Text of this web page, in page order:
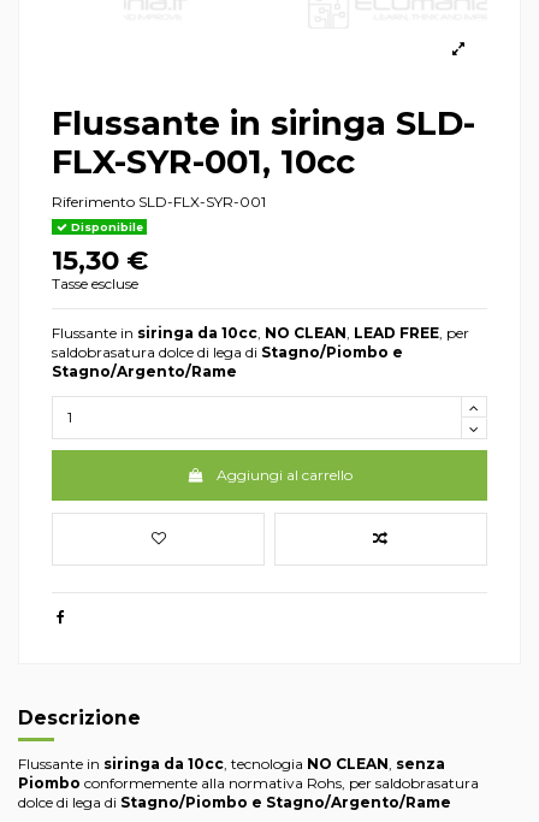
Flussante in siringa SLD-
FLX-SYR-001, 10cc
Riferimento SLD-FLX-SYR-001
Disponibile
15,30 €
Tasse escluse
Flussante in siringa da 10cc NO CLEAN LEAD FREE , per
saldobrasatura dolce di lega di Stagno/Piombo e
Stagno/Argento/Rame
Aggiungi al carrello
Descrizione
Flussante in siringa da 10cc, tecnologia NO CLEAN, senza
Piombo conformemente alla normativa Rohs, per saldobrasatura
dolce di lega di Stagno/Piombo e Stagno/Argento/Rame